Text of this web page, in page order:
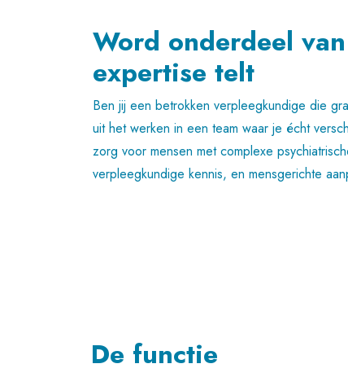
Word onderdeel
expertise telt
Ben jij een betrokken verpleegkundige die
uit het werken in een team waar je écht
zorg voor mensen met complexe
verpleegkundige kennis, en mensgerichte
De functie